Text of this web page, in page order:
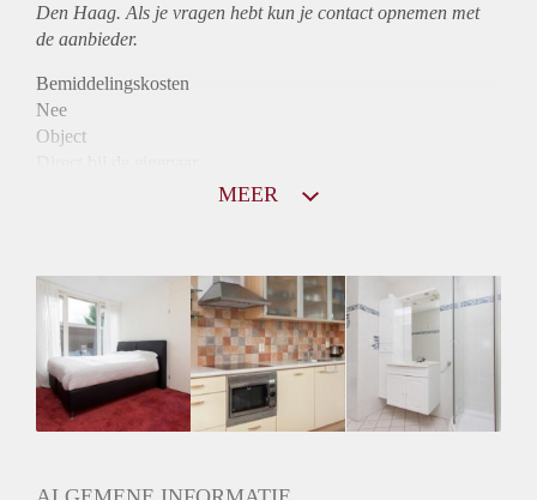
Den Haag. Als je vragen hebt kun je contact opnemen met
de aanbieder.
Bemiddelingskosten
Nee
Object
Huurtoeslag
Niet mogelijk
Inkomen eis
N.V.T.
Huurtermijn
Onbepaalde termijn
MEER